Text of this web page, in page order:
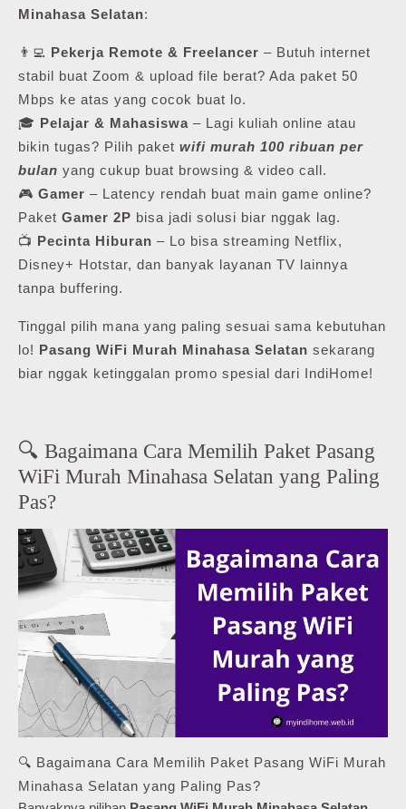
Minahasa Selatan:
👨‍💻 Pekerja Remote & Freelancer – Butuh internet
stabil buat Zoom & upload file berat? Ada paket 50
Mbps ke atas yang cocok buat lo.
🎓 Pelajar & Mahasiswa – Lagi kuliah online atau
bikin tugas? Pilih paket wifi murah 100 ribuan per
bulan yang cukup buat browsing & video call.
🎮 Gamer – Latency rendah buat main game online?
Paket Gamer 2P bisa jadi solusi biar nggak lag.
📺 Pecinta Hiburan – Lo bisa streaming Netflix,
Disney+ Hotstar, dan banyak layanan TV lainnya
tanpa buffering.
Tinggal pilih mana yang paling sesuai sama kebutuhan
lo! Pasang WiFi Murah Minahasa Selatan sekarang
biar nggak ketinggalan promo spesial dari IndiHome!
🔍 Bagaimana Cara Memilih Paket Pasang
WiFi Murah Minahasa Selatan yang Paling
Pas?
🔍 Bagaimana Cara Memilih Paket Pasang WiFi Murah
Minahasa Selatan yang Paling Pas?